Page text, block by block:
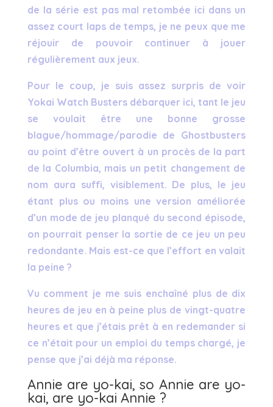
de la série est pas mal retombée ici dans un
assez court laps de temps, je ne peux que me
réjouir de pouvoir continuer à jouer
régulièrement aux jeux.
Pour le coup, je suis assez surpris de voir
Yokai Watch Busters débarquer ici, tant le jeu
se voulait être une bonne grosse
blague/hommage/parodie de Ghostbusters
au point d’être ouvert à un procès de la part
de la Columbia, mais un petit changement de
nom aura suffi, visiblement. De plus, le jeu
étant plus ou moins une version améliorée
d’un mode de jeu planqué du second épisode,
on pourrait penser la sortie de ce jeu un peu
redondante. Mais est-ce que l’effort en valait
la peine ?
Vu comment je me suis enchaîné plus de dix
heures de jeu en à peine plus de vingt-quatre
heures et que j’étais prêt à en redemander si
ce n’était pour un emploi du temps chargé, je
pense que j’ai déjà ma réponse.
Annie are yo-kai, so Annie are yo-
kai, are yo-kai Annie ?